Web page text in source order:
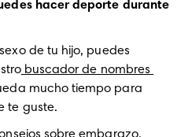
hacer deporte durante
de tu hijo, puedes
buscador de nombres
mucho tiempo para
te guste.